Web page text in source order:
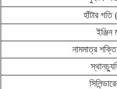
হাঁটার গতি
ইঞ্জিন
নামমাত্র